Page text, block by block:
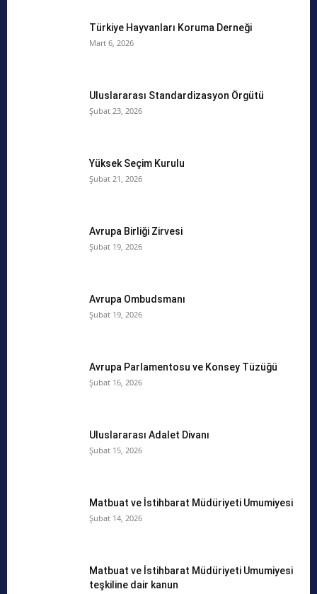
Türkiye Hayvanları Koruma Derneği
Mart 6, 2026
Uluslararası Standardizasyon Örgütü
Şubat 23, 2026
Yüksek Seçim Kurulu
Şubat 21, 2026
Avrupa Birliği Zirvesi
Şubat 19, 2026
Avrupa Ombudsmanı
Şubat 19, 2026
Avrupa Parlamentosu ve Konsey Tüzüğü
Şubat 16, 2026
Uluslararası Adalet Divanı
Şubat 15, 2026
Matbuat ve İstihbarat Müdüriyeti Umumiyesi
Şubat 14, 2026
Matbuat ve İstihbarat Müdüriyeti Umumiyesi
teşkiline dair kanun